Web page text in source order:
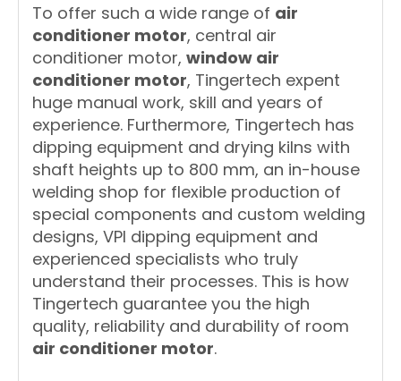
To offer such a wide range of air
conditioner motor, central air
conditioner motor, window air
conditioner motor, Tingertech expent
huge manual work, skill and years of
experience. Furthermore, Tingertech has
dipping equipment and drying kilns with
shaft heights up to 800 mm, an in-house
welding shop for flexible production of
special components and custom welding
designs, VPI dipping equipment and
experienced specialists who truly
understand their processes. This is how
Tingertech guarantee you the high
quality, reliability and durability of room
air conditioner motor.